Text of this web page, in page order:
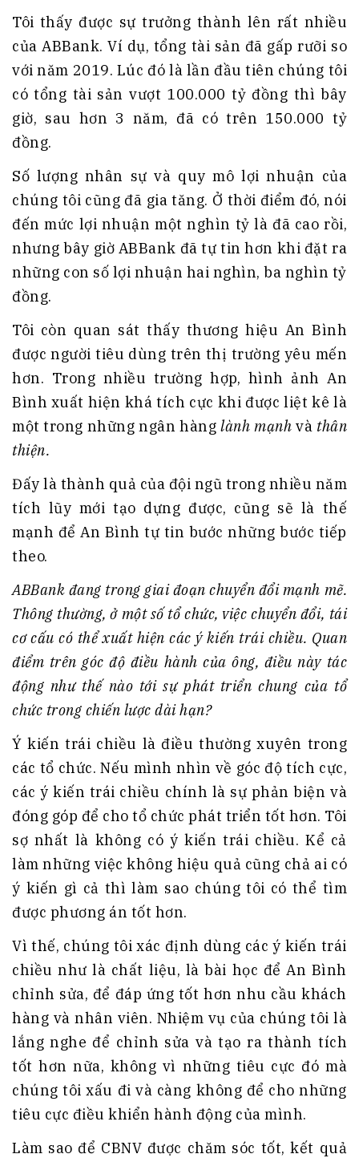
Tôi thấy được sự trưởng thành lên rất nhiều
của ABBank. Ví dụ, tổng tài sản đã gấp rưỡi so
với năm 2019. Lúc đó là lần đầu tiên chúng tôi
có tổng tài sản vượt 100.000 tỷ đồng thì bây
giờ, sau hơn 3 năm, đã có trên 150.000 tỷ
đồng.
Số lượng nhân sự và quy mô lợi nhuận của
chúng tôi cũng đã gia tăng. Ở thời điểm đó, nói
đến mức lợi nhuận một nghìn tỷ là đã cao rồi,
nhưng bây giờ ABBank đã tự tin hơn khi đặt ra
những con số lợi nhuận hai nghìn, ba nghìn tỷ
đồng.
Tôi còn quan sát thấy thương hiệu An Bình
được người tiêu dùng trên thị trường yêu mến
hơn. Trong nhiều trường hợp, hình ảnh An
Bình xuất hiện khá tích cực khi được liệt kê là
một trong những ngân hànglành mạnhvà thân
thiện.
Đấy là thành quả của đội ngũ trong nhiều năm
tích lũy mới tạo dựng được, cũng sẽ là thế
mạnh để An Bình tự tin bước những bước tiếp
theo.
ABBank đang trong giai đoạn chuyển đổi mạnh mẽ.
Thông thường, ở một số tổ chức, việc chuyển đổi, tái
cơ cấu có thể xuất hiện các ý kiến trái chiều. Quan
điểm trên góc độ điều hành của ông, điều này tác
động như thế nào tới sự phát triển chung của tổ
chức trong chiến lược dài hạn?
Ý kiến trái chiều là điều thường xuyên trong
các tổ chức. Nếu mình nhìn về góc độ tích cực,
các ý kiến trái chiều chính là sự phản biện và
đóng góp để cho tổ chức phát triển tốt hơn. Tôi
sợ nhất là không có ý kiến trái chiều. Kể cả
làm những việc không hiệu quả cũng chả ai có
ý kiến gì cả thì làm sao chúng tôi có thể tìm
được phương án tốt hơn.
Vì thế, chúng tôi xác định dùng các ý kiến trái
chiều như là chất liệu, là bài học để An Bình
chỉnh sửa, để đáp ứng tốt hơn nhu cầu khách
hàng và nhân viên. Nhiệm vụ của chúng tôi là
lắng nghe để chỉnh sửa và tạo ra thành tích
tốt hơn nữa, không vì những tiêu cực đó mà
chúng tôi xấu đi và càng không để cho những
tiêu cực điều khiển hành động của mình.
Làm sao để CBNV được chăm sóc tốt, kết quả